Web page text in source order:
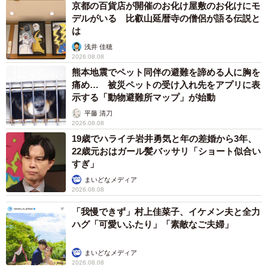
京都の百貨店が開催のお化け屋敷のお化けにモ
デルがいる 比叡山延暦寺の僧侶が語る伝説と
は
浅井 佳穂
2026.08.08
熊本地震でペット同伴の避難を諦める人に胸を
痛め… 被災ペットの受け入れ先をアプリに表
示する「動物避難所マップ」が始動
平藤 清刀
2026.08.08
19歳でハライチ岩井勇気と年の差婚から3年、
22歳元おはガール髪バッサリ「ショート似合い
すぎ」
まいどなメディア
2026.08.08
「我慢できず」村上佳菜子、イケメン夫と全力
ハグ「可愛いふたり」「素敵なご夫婦」
まいどなメディア
2026.08.08